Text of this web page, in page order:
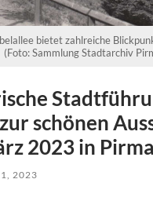
bietet zahlreiche
(Foto: Sammlung Stadtarchiv
schönen
2023 in
2023